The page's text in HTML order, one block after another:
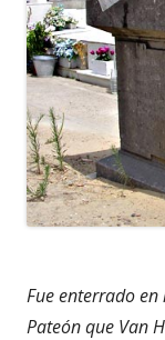
Fue enterrado
Pateón que Van